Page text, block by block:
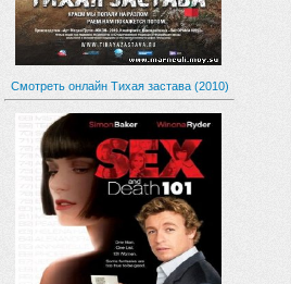
Смотреть онлайн Тихая застава (2010)